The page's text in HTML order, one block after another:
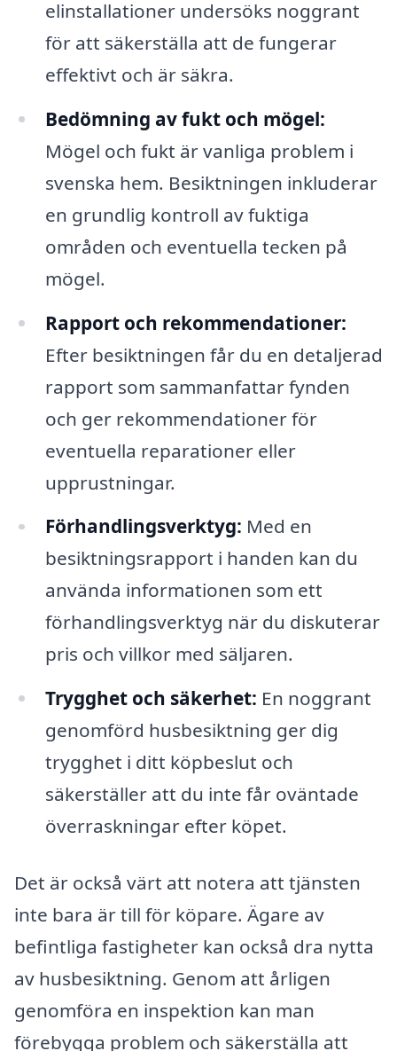
elinstallationer undersöks noggrant
för att säkerställa att de fungerar
effektivt och är säkra.
Bedömning av fukt och mögel:
Mögel och fukt är vanliga problem i
svenska hem. Besiktningen inkluderar
en grundlig kontroll av fuktiga
områden och eventuella tecken på
mögel.
Rapport och rekommendationer:
Efter besiktningen får du en detaljerad
rapport som sammanfattar fynden
och ger rekommendationer för
eventuella reparationer eller
upprustningar.
Förhandlingsverktyg: Med en
besiktningsrapport i handen kan du
använda informationen som ett
förhandlingsverktyg när du diskuterar
pris och villkor med säljaren.
Trygghet och säkerhet: En noggrant
genomförd husbesiktning ger dig
trygghet i ditt köpbeslut och
säkerställer att du inte får oväntade
överraskningar efter köpet.
Det är också värt att notera att tjänsten
inte bara är till för köpare. Ägare av
befintliga fastigheter kan också dra nytta
av husbesiktning. Genom att årligen
genomföra en inspektion kan man
förebygga problem och säkerställa att